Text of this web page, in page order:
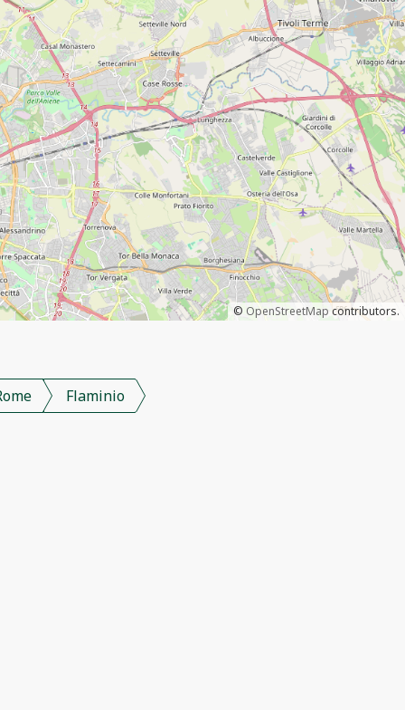
© OpenStreetMap contributors.
Flaminio